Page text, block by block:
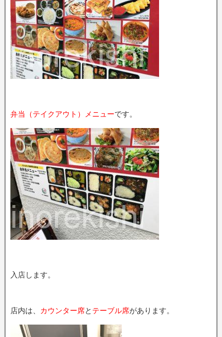
弁当（テイクアウト）メニューです。
入店します。
店内は、 カウンター席と テーブル席があります。